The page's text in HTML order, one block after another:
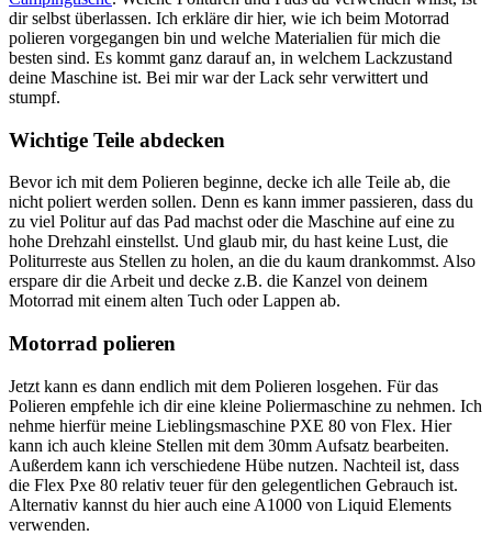
dir selbst überlassen. Ich erkläre dir hier, wie ich beim Motorrad
polieren vorgegangen bin und welche Materialien für mich die
besten sind. Es kommt ganz darauf an, in welchem Lackzustand
deine Maschine ist. Bei mir war der Lack sehr verwittert und
stumpf.
Wichtige Teile abdecken
Bevor ich mit dem Polieren beginne, decke ich alle Teile ab, die
nicht poliert werden sollen. Denn es kann immer passieren, dass du
zu viel Politur auf das Pad machst oder die Maschine auf eine zu
hohe Drehzahl einstellst. Und glaub mir, du hast keine Lust, die
Politurreste aus Stellen zu holen, an die du kaum drankommst. Also
erspare dir die Arbeit und decke z.B. die Kanzel von deinem
Motorrad mit einem alten Tuch oder Lappen ab.
Motorrad polieren
Jetzt kann es dann endlich mit dem Polieren losgehen. Für das
Polieren empfehle ich dir eine kleine Poliermaschine zu nehmen. Ich
nehme hierfür meine Lieblingsmaschine PXE 80 von Flex. Hier
kann ich auch kleine Stellen mit dem 30mm Aufsatz bearbeiten.
Außerdem kann ich verschiedene Hübe nutzen. Nachteil ist, dass
die Flex Pxe 80 relativ teuer für den gelegentlichen Gebrauch ist.
Alternativ kannst du hier auch eine A1000 von Liquid Elements
verwenden.